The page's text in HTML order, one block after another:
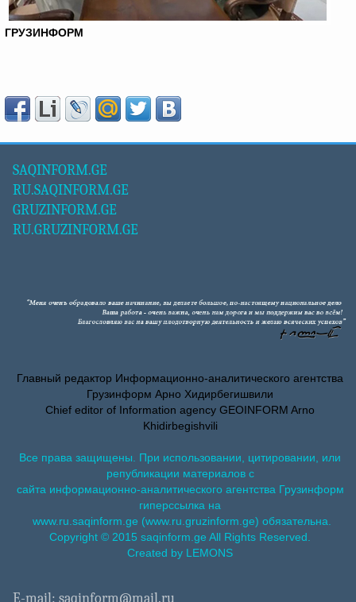
ГРУЗИНФОРМ
SAQINFORM.GE
RU.SAQINFORM.GE
GRUZINFORM.GE
RU.GRUZINFORM.GE
Главный редактор Информационно-аналитического агентства
Грузинформ Арно Хидирбегишвили
Chief editor of Information agency GEOINFORM Arno
Khidirbegishvili
Все права защищены. При использовании, цитировании, или
републикации материалов с
сайта информационно-аналитического агентства Грузинформ
гиперссылка на
www.ru.saqinform.ge (www.ru.gruzinform.ge) обязательна.
Copyright © 2015 saqinform.ge All Rights Reserved.
Created by LEMONS
E-mail: saqinform@mail.ru